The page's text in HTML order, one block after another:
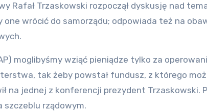
Rafał Trzaskowski rozpoczął dyskusję nad
one wrócić do samorządu; odpowiada też na
moglibyśmy wziąć pieniądze tylko za
tak żeby powstał fundusz, z którego
na jednej z konferencji prezydent Trzaskowski.
rządowym.